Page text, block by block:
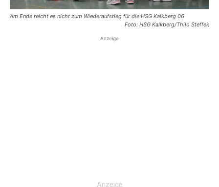
Am Ende reicht es nicht zum Wiederaufstieg für die HSG Kalkberg 06
Foto: HSG Kalkberg/Thilo Steffek
Anzeige
Anzeige